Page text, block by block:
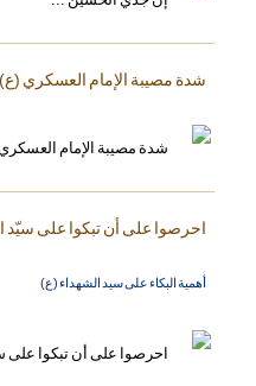
شدة مصيبة الإمام العسكري (ع)
احرصوا على أن تبكوا على سيّد
أهمية البكاء على سيد الشهداء (ع)